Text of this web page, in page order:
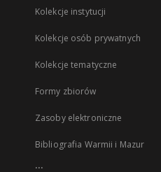
Kolekcje instytucji
Kolekcje osób prywatnych
Kolekcje tematyczne
Formy zbiorów
Zasoby elektroniczne
Bibliografia Warmii i Mazur
...